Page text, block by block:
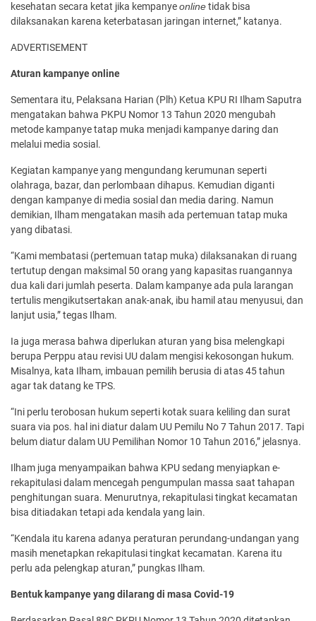
kesehatan secara ketat jika kempanyeonlinetidak bisa
dilaksanakan karena keterbatasan jaringan internet,” katanya.
ADVERTISEMENT
Aturan kampanye online
Sementara itu, Pelaksana Harian (Plh) Ketua KPU RI Ilham Saputra
mengatakan bahwa PKPU Nomor 13 Tahun 2020 mengubah
metode kampanye tatap muka menjadi kampanye daring dan
melalui media sosial.
Kegiatan kampanye yang mengundang kerumunan seperti
olahraga, bazar, dan perlombaan dihapus. Kemudian diganti
dengan kampanye di media sosial dan media daring. Namun
demikian, Ilham mengatakan masih ada pertemuan tatap muka
yang dibatasi.
“Kami membatasi (pertemuan tatap muka) dilaksanakan di ruang
tertutup dengan maksimal 50 orang yang kapasitas ruangannya
dua kali dari jumlah peserta. Dalam kampanye ada pula larangan
tertulis mengikutsertakan anak-anak, ibu hamil atau menyusui, dan
lanjut usia,” tegas Ilham.
Ia juga merasa bahwa diperlukan aturan yang bisa melengkapi
berupa Perppu atau revisi UU dalam mengisi kekosongan hukum.
Misalnya, kata Ilham, imbauan pemilih berusia di atas 45 tahun
agar tak datang ke TPS.
“Ini perlu terobosan hukum seperti kotak suara keliling dan surat
suara via pos. hal ini diatur dalam UU Pemilu No 7 Tahun 2017. Tapi
belum diatur dalam UU Pemilihan Nomor 10 Tahun 2016,” jelasnya.
Ilham juga menyampaikan bahwa KPU sedang menyiapkan e-
rekapitulasi dalam mencegah pengumpulan massa saat tahapan
penghitungan suara. Menurutnya, rekapitulasi tingkat kecamatan
bisa ditiadakan tetapi ada kendala yang lain.
“Kendala itu karena adanya peraturan perundang-undangan yang
masih menetapkan rekapitulasi tingkat kecamatan. Karena itu
perlu ada pelengkap aturan,” pungkas Ilham.
Bentuk kampanye yang dilarang di masa Covid-19